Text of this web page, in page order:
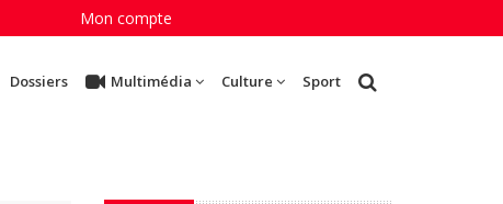
Mon compte
Dossiers Multimédia Culture Sport